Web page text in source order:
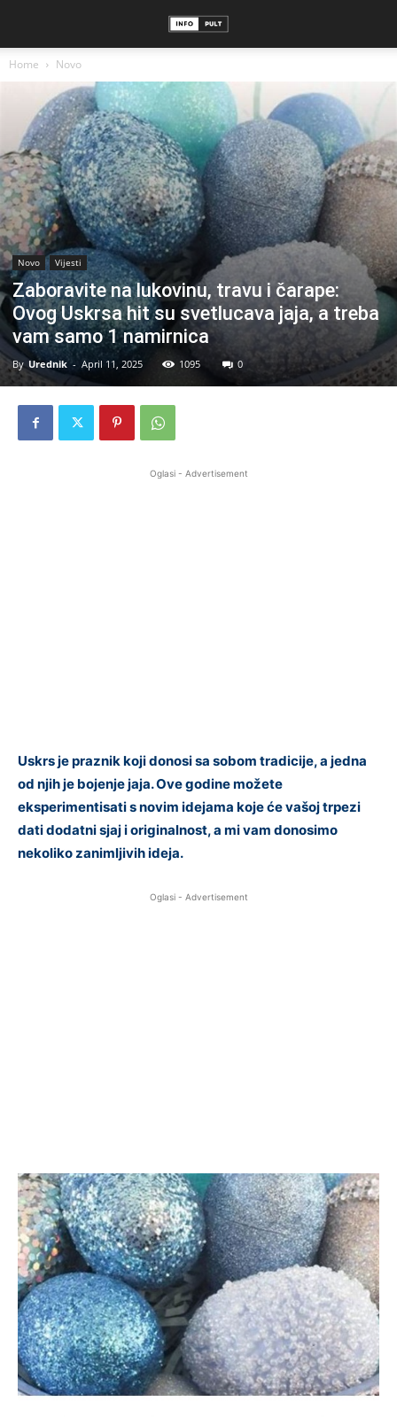
Home Novo
Novo Vijesti
Zaboravite na lukovinu, travu i čarape:
Ovog Uskrsa hit su svetlucava jaja, a treba
vam samo 1 namirnica
By Urednik - April 11, 2025 1095 0
Oglasi - Advertisement
Uskrs je praznik koji donosi sa sobom tradicije, a jedna
od njih je bojenje jaja. Ove godine možete
eksperimentisati s novim idejama koje će vašoj trpezi
dati dodatni sjaj i originalnost, a mi vam donosimo
nekoliko zanimljivih ideja.
Oglasi - Advertisement